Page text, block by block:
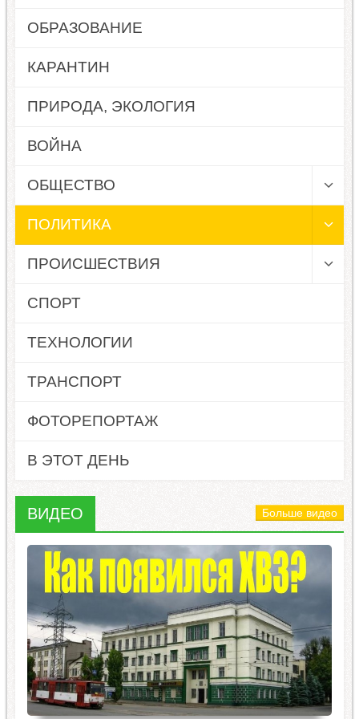
ОБРАЗОВАНИЕ
КАРАНТИН
ПРИРОДА, ЭКОЛОГИЯ
ВОЙНА
ОБЩЕСТВО
ПОЛИТИКА
ПРОИСШЕСТВИЯ
СПОРТ
ТЕХНОЛОГИИ
ТРАНСПОРТ
ФОТОРЕПОРТАЖ
В ЭТОТ ДЕНЬ
ВИДЕО Больше видео